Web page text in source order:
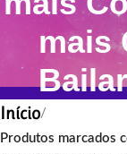
mais
Início/
Produtos marcados